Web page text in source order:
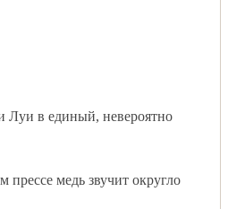
Луи в единый, невероятно
прессе медь звучит округло